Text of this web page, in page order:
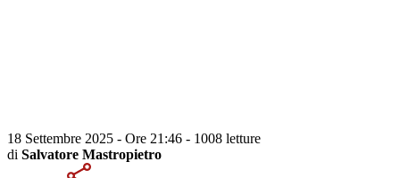
18 Settembre 2025 - Ore 21:46 - 1008 letture
di Salvatore Mastropietro